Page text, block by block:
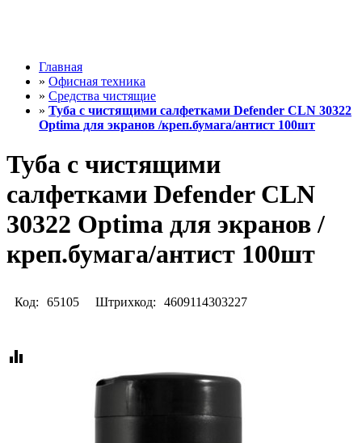
Главная
» Офисная техника
» Средства чистящие
» Туба с чистящими салфетками Defender CLN 30322
Optima для экранов /креп.бумага/антист 100шт
Туба с чистящими
салфетками Defender CLN
30322 Optima для экранов /
креп.бумага/антист 100шт
Код: 65105 Штрихкод: 4609114303227
equalizer